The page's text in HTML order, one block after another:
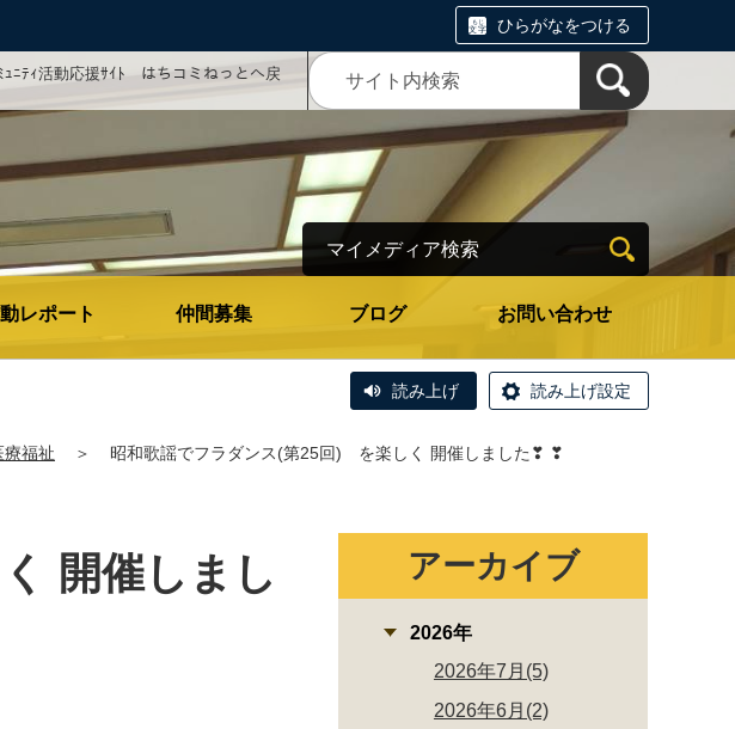
ひらがなをつける
ｭﾆﾃｨ活動応援ｻｲﾄ はちコミねっとへ戻
レポート 仲間募集 ブログ お問い合わせ
マイメディア検索
読み上げ 読み上げ設定
療福祉 ＞ 昭和歌謡でフラダンス(第25回) を楽しく 開催しました❣ ❣
開催しまし
アーカイブ
2026年
2026年7月(5)
2026年6月(2)